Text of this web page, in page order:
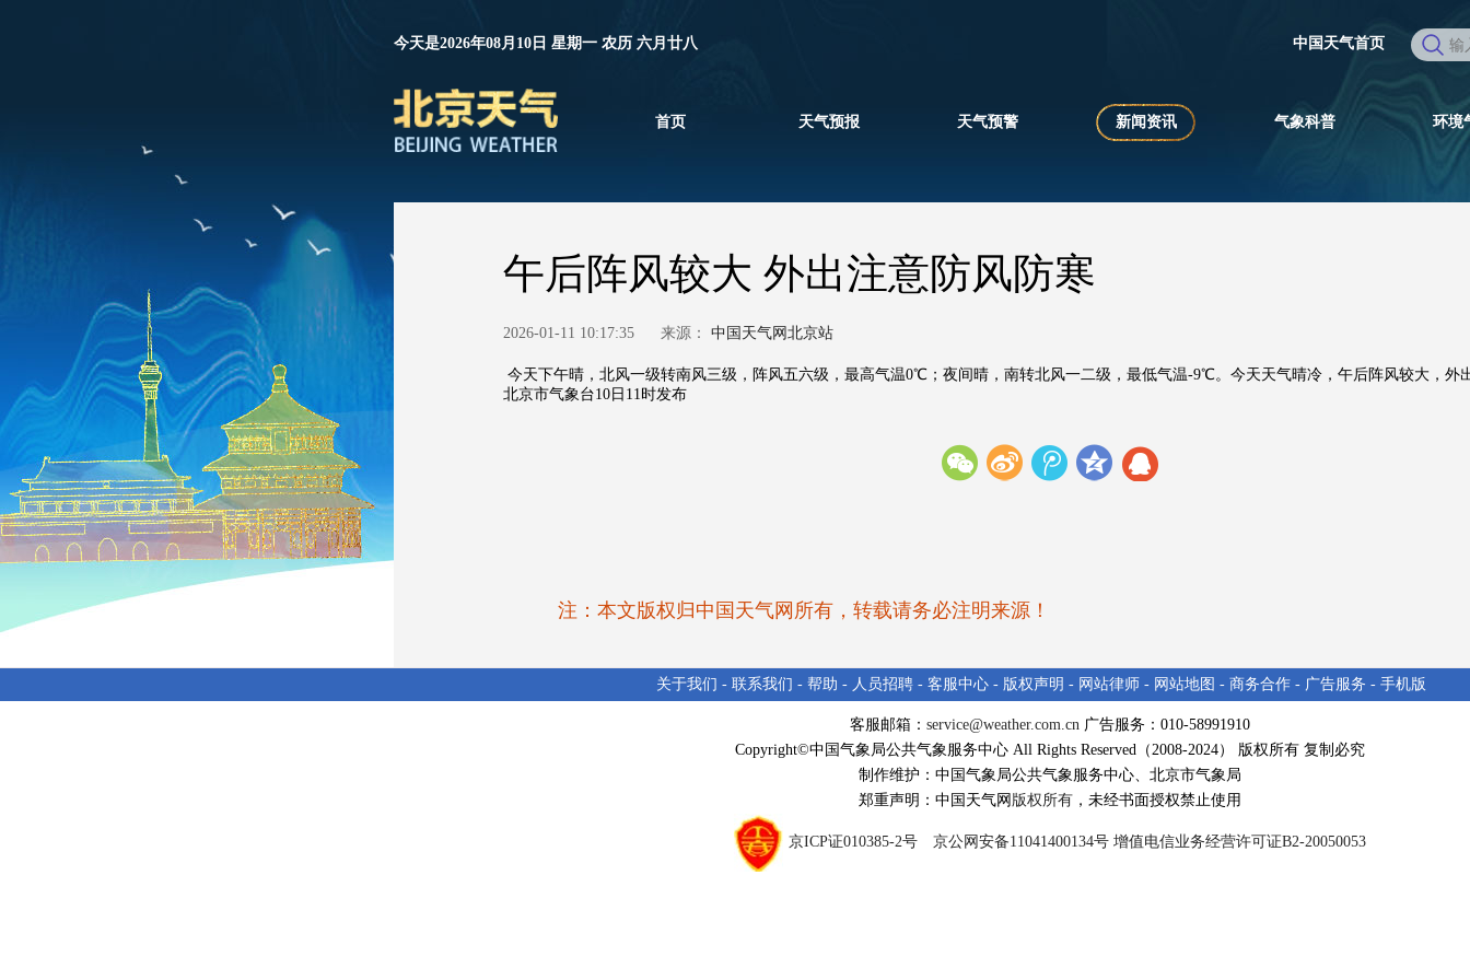
今天是2026年08月10日 星期一 农历 六月廿八 中国天气首页
首页 天气预报 天气预警 新闻资讯 气象科普 环境
午后阵风较大 外出注意防风防寒
2026-01-11 10:17:35 来源： 中国天气网北京站
今天下午晴，北风一级转南风三级，阵风五六级，最高气温0℃；夜间晴，南转北风一二级，最低气温-9℃。今天天气晴冷，午后阵风较大，外
北京市气象台10日11时发布
注：本文版权归中国天气网所有，转载请务必注明来源！
关于我们 - 联系我们 - 帮助 - 人员招聘 - 客服中心 - 版权声明 - 网站律师 - 网站地图 - 商务合作 - 广告服务 - 手机版
客服邮箱： service@weather.com.cn 广告服务：010-58991910
Copyright©中国气象局公共气象服务中心 All Rights Reserved（2008-2024） 版权所有 复制必究
制作维护：中国气象局公共气象服务中心、北京市气象局
郑重声明：中国天气网 版权所有 ，未经书面授权禁止使用
京ICP证010385-2号 京公网安备11041400134号 增值电信业务经营许可证B2-20050053